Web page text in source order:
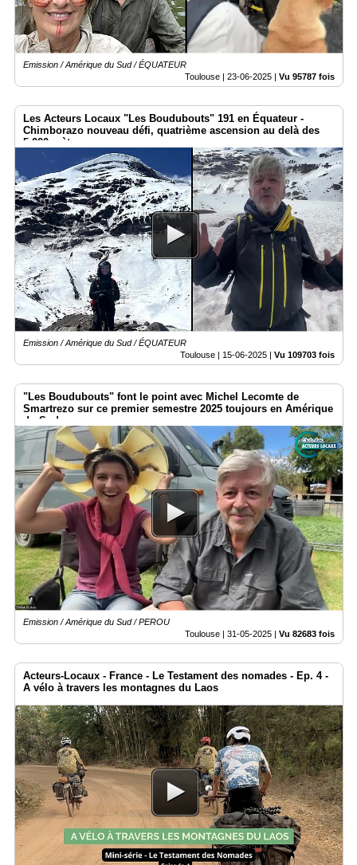
Emission / Amérique du Sud / ÉQUATEUR
Toulouse | 23-06-2025 | Vu 95787 fois
Les Acteurs Locaux "Les Boudubouts" 191 en Équateur -
Chimborazo nouveau défi, quatrième ascension au delà des
5.000 mètres.
Emission / Amérique du Sud / ÉQUATEUR
Toulouse | 15-06-2025 Vu 109703 fois
"Les Boudubouts" font le point avec Michel Lecomte de
Smartrezo sur ce premier semestre 2025 toujours en Amérique
du Sud
Emission / Amérique du Sud / PEROU
Toulouse | 31-05-2025 | Vu 82683 fois
Acteurs-Locaux - France - Le Testament des nomades - Ep. 4 -
A vélo à travers les montagnes du Laos